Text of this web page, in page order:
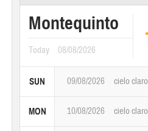
Montequinto
Today 08/08/2026
SUN 09/08/2026 cielo claro
MON 10/08/2026 cielo claro